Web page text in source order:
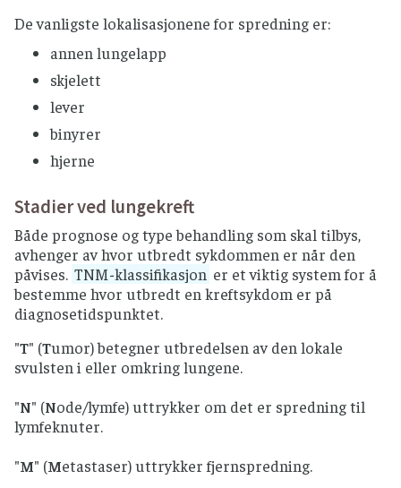
De vanligste lokalisasjonene for spredning er:
annen lungelapp
skjelett
lever
binyrer
hjerne
Stadier ved lungekreft
Både prognose og type behandling som skal tilbys,
avhenger av hvor utbredt sykdommen er når den
påvises. TNM-klassifikasjon er et viktig system for å
bestemme hvor utbredt en kreftsykdom er på
diagnosetidspunktet.
"T" (Tumor) betegner utbredelsen av den lokale
svulsten i eller omkring lungene.
"N" (Node/lymfe) uttrykker om det er spredning til
lymfeknuter.
"M" (Metastaser) uttrykker fjernspredning.